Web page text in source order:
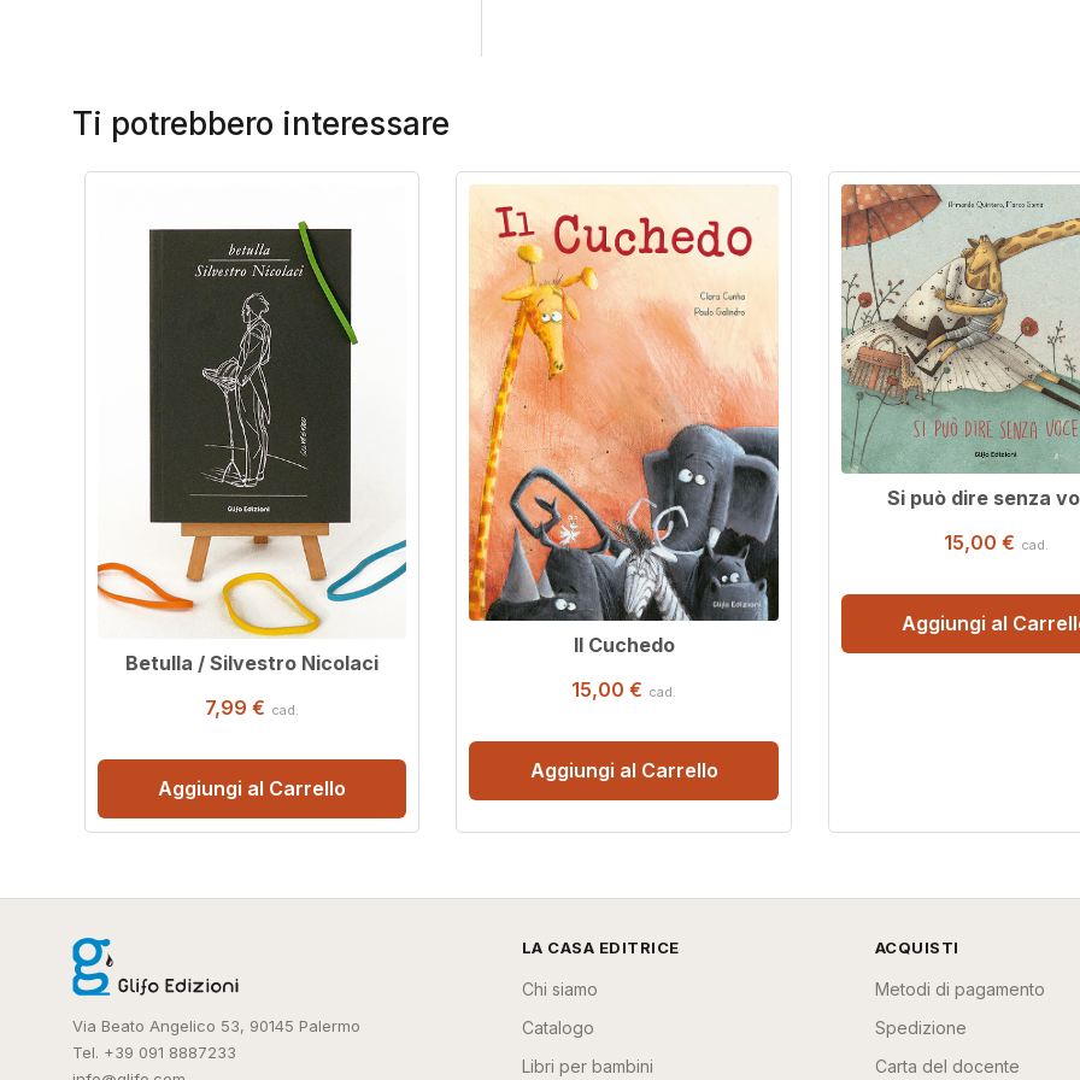
Ti potrebbero interessare
7,99 € cad.
Betulla / Silvestro Nicolaci
Aggiungi al Carrello
15,00 € cad.
Il Cuchedo
Aggiungi al Carrello
15,00 € cad.
Si può dire senza
Aggiungi al
Via Beato Angelico 53, 90145 Palermo
Tel. +39 091 8887233
LA CASA EDITRICE
Chi siamo
Catalogo
Libri per bambini
ACQUISTI
Metodi di pagamento
Spedizione
Carta del docente